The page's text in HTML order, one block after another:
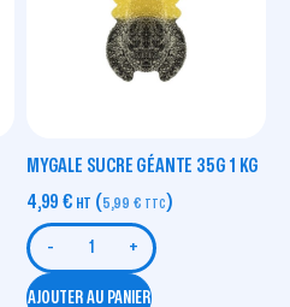
MYGALE SUCRE GÉANTE 35G 1 KG
4,99 € HT (5,99 € TTC)
- +
AJOUTER AU PANIER